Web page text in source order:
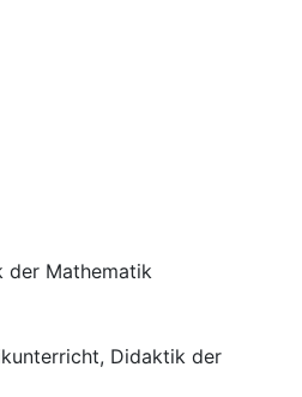
der Mathematik
, Didaktik der